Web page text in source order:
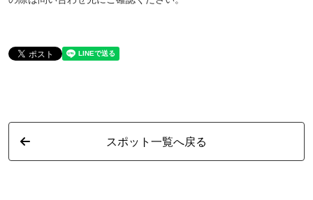
スポット一覧へ戻る